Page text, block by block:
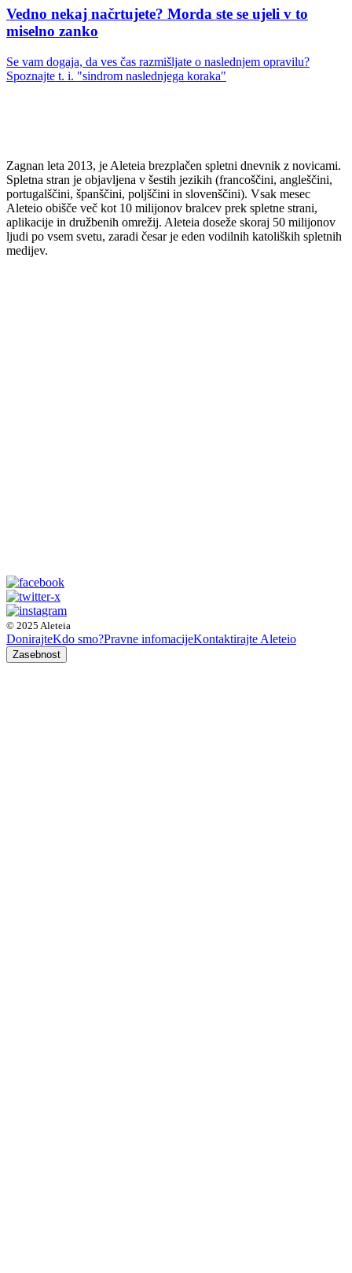
Vedno nekaj načrtujete? Morda ste se ujeli v to
miselno zanko
Se vam dogaja, da ves čas razmišljate o naslednjem opravilu?
Spoznajte t. i. "sindrom naslednjega koraka"
Zagnan leta 2013, je Aleteia brezplačen spletni dnevnik z novicami.
Spletna stran je objavljena v šestih jezikih (francoščini, angleščini,
portugalščini, španščini, poljščini in slovenščini). Vsak mesec
Aleteio obišče več kot 10 milijonov bralcev prek spletne strani,
aplikacije in družbenih omrežij. Aleteia doseže skoraj 50 milijonov
ljudi po vsem svetu, zaradi česar je eden vodilnih katoliških spletnih
medijev.
© 2025 Aleteia
DonirajteKdo smo?Pravne infomacijeKontaktirajte Aleteio
Zasebnost